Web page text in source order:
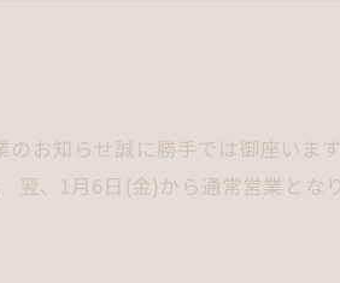
お知らせ誠に勝手では御座いま
翌、1月6日(金)から通常営業とな